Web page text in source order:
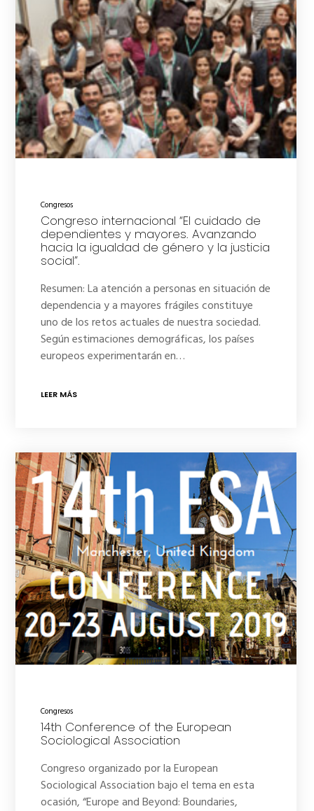
Congresos
Congreso internacional “El cuidado de
dependientes y mayores. Avanzando
hacia la igualdad de género y la justicia
social”.
Resumen: La atención a personas en situación de
dependencia y a mayores frágiles constituye
uno de los retos actuales de nuestra sociedad.
Según estimaciones demográficas, los países
europeos experimentarán en…
LEER MÁS
Congresos
14th Conference of the European
Sociological Association
Congreso organizado por la European
Sociological Association bajo el tema en esta
ocasión, “Europe and Beyond: Boundaries,